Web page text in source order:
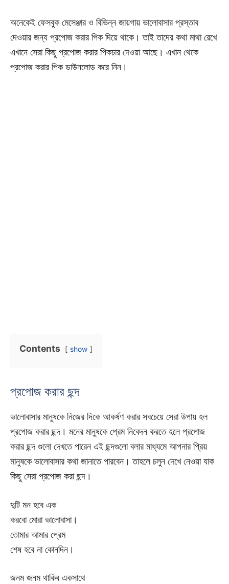
অনেকেই ফেসবুক মেসেঞ্জার ও বিভিন্ন জায়গায় ভালোবাসার প্রস্তাব
দেওয়ার জন্য প্রপোজ করার পিক দিয়ে থাকে। তাই তাদের কথা মাথা রেখে
এখানে সেরা কিছু প্রপোজ করার পিকচার দেওয়া আছে। এখান থেকে
প্রপোজ করার পিক ডাউনলোড করে নিন।
Contents show
প্রপোজ করার ছন্দ
ভালোবাসার মানুষকে নিজের দিকে আকর্ষণ করার সবচেয়ে সেরা উপায় হল
প্রপোজ করার ছন্দ। মনের মানুষকে প্রেম নিবেদন করতে হলে প্রপোজ
করার ছন্দ গুলো দেখতে পারেন এই ছন্দগুলো বলার মাধ্যমে আপনার প্রিয়
মানুষকে ভালোবাসার কথা জানাতে পারবেন। তাহলে চলুন দেখে নেওয়া যাক
কিছু সেরা প্রপোজ করা ছন্দ।
দুটি মন হবে এক
করবো মোরা ভালোবাসা।
তোমার আমার প্রেম
শেষ হবে না কোনদিন।
জনম জনম থাকিব একসাথে